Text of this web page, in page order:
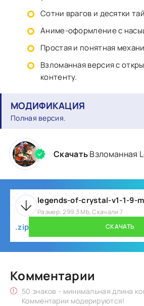
Сотни врагов и десятки
Аниме-оформление с
Простая и понятная
Взломанная версия с
контенту.
МОДИФИКАЦИЯ
Полная версия.
СкачатьВзломанная
legends-of-crystal-v1-1-9-
Размер: 299.3 Mb, Скачали 7
.zip СКАЧАТЬ
Комментарии
50 знаков - минимальная длина
Комментарии модерируются!